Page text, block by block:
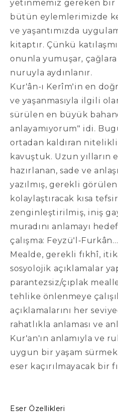
yetinmemiz gereken bir
bütün eylemlerimizde
ve yaşantımızda
kitaptır. Çünkü
onunla yumuşar,
nuruyla aydınlanır.
Kur'ân-ı Kerîm'in en
ve yaşanmasıyla ilgili
sürülen en büyük
anlayamıyorum" idi.
ortadan kaldıran nitelikli
kavuştuk. Uzun yılların
hazırlanan, sade ve
yazılmış, gerekli
kolaylaştıracak kısa
zenginleştirilmiş, iniş
muradını anlamayı
çalışma: Feyzü'l-Furkân…
Mealde, gerekli fıkhî,
sosyolojik açıklamalar
parantezsiz/çıplak
tehlike önlenmeye
açıklamalarını her
rahatlıkla anlaması ve
Kur'an'ın anlamıyla ve
uygun bir yaşam
eser kaçırılmayacak bir
Eser Özellikleri